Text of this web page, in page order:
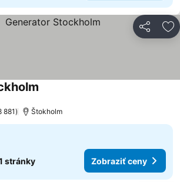
Zdieľať
881 Štokholm
stránky Zobraziť ceny